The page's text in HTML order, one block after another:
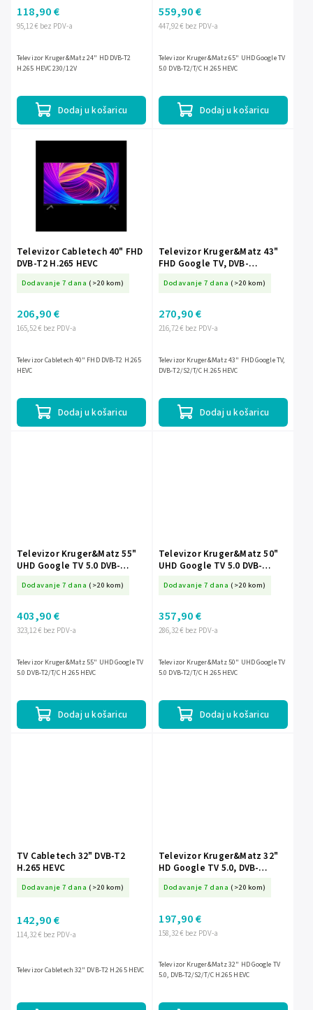
95,12 € bez PDV-a
118,90 €
Dodaj u košaricu
Televizor Kruger&Matz 24" HD DVB-T2
H.265 HEVC 230/12V
447,92 € bez PDV-a
559,90 €
Dodaj u košaricu
Televizor Kruger&Matz 65" UHD Google TV
5.0 DVB-T2/T/C H.265 HEVC
Televizor Cabletech 40" FHD
DVB-T2 H.265 HEVC
Dodavanje 7 dana (>20 kom)
165,52 € bez PDV-a
206,90 €
Dodaj u košaricu
Televizor Cabletech 40" FHD DVB-T2 H.265
HEVC
Televizor Kruger&Matz 43"
FHD Google TV, DVB-
Dodavanje 7 dana (>20 kom)
216,72 € bez PDV-a
270,90 €
Dodaj u košaricu
Televizor Kruger&Matz 43" FHD Google TV,
DVB-T2/S2/T/C H.265 HEVC
Televizor Kruger&Matz 55"
UHD Google TV 5.0 DVB-
Dodavanje 7 dana (>20 kom)
323,12 € bez PDV-a
403,90 €
Dodaj u košaricu
Televizor Kruger&Matz 55" UHD Google TV
5.0 DVB-T2/T/C H.265 HEVC
Televizor Kruger&Matz 50"
UHD Google TV 5.0 DVB-
Dodavanje 7 dana (>20 kom)
286,32 € bez PDV-a
357,90 €
Dodaj u košaricu
Televizor Kruger&Matz 50" UHD Google TV
5.0 DVB-T2/T/C H.265 HEVC
TV Cabletech 32" DVB-T2
H.265 HEVC
Dodavanje 7 dana (>20 kom)
114,32 € bez PDV-a
142,90 €
Televizor Cabletech 32" DVB-T2 H.265 HEVC
Televizor Kruger&Matz 32"
HD Google TV 5.0, DVB-
Dodavanje 7 dana (>20 kom)
158,32 € bez PDV-a
197,90 €
Televizor Kruger&Matz 32" HD Google TV
5.0, DVB-T2/S2/T/C H.265 HEVC